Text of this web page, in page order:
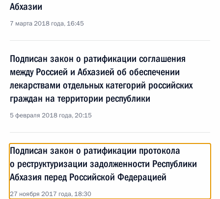
Абхазии
7 марта 2018 года, 16:45
Подписан закон о ратификации соглашения
между Россией и Абхазией об обеспечении
лекарствами отдельных категорий российских
граждан на территории республики
5 февраля 2018 года, 20:15
Подписан закон о ратификации протокола
о реструктуризации задолженности Республики
Абхазия перед Российской Федерацией
27 ноября 2017 года, 18:30